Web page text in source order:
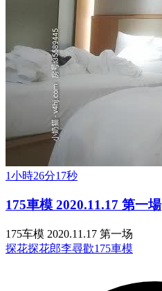
1小時26分17秒
175車模 2020.11.17 第一場
175车模 2020.11.17 第一场
探花探花郎李尋歡175車模